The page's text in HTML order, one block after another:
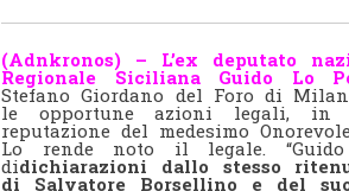
(Adnkronos) – L’ex deputato
Regionale Siciliana Guido Lo
Stefano Giordano del Foro di
le opportune azioni legali,
reputazione del medesimo
Lo rende noto il legale.
didichiarazioni dallo stesso
di Salvatore Borsellino e del